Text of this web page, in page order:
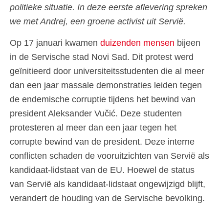
politieke situatie. In deze eerste aflevering spreken
we met Andrej, een groene activist uit Servië.
Op 17 januari kwamen duizenden mensen bijeen
in de Servische stad Novi Sad. Dit protest werd
geïnitieerd door universiteitsstudenten die al meer
dan een jaar massale demonstraties leiden tegen
de endemische corruptie tijdens het bewind van
president Aleksander Vučić. Deze studenten
protesteren al meer dan een jaar tegen het
corrupte bewind van de president. Deze interne
conflicten schaden de vooruitzichten van Servië als
kandidaat-lidstaat van de EU. Hoewel de status
van Servië als kandidaat-lidstaat ongewijzigd blijft,
verandert de houding van de Servische bevolking.